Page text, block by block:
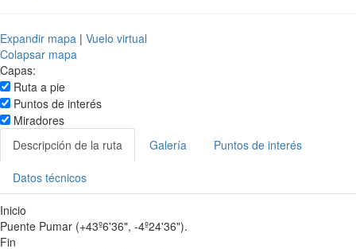
Expandir mapa | Vuelo virtual
Colapsar mapa
Capas:
Ruta a pie
Puntos de interés
Miradores
Descripción de la ruta
Galería Puntos de interés
Datos técnicos
Inicio
Puente Pumar (+43º6'36", -4º24'36").
Fin